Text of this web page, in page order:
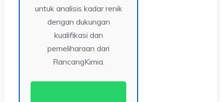
untuk analisis kadar renik
dengan dukungan
kualifikasi dan
pemeliharaan dari
RancangKimia.